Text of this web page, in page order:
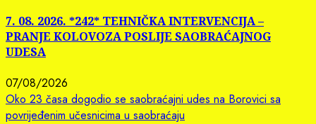
7. 08. 2026. *242* TEHNIČKA INTERVENCIJA –
PRANJE KOLOVOZA POSLIJE SAOBRAĆAJNOG
UDESA
07/08/2026
Oko 23 časa dogodio se saobraćajni udes na Borovici sa
povrijeđenim učesnicima u saobraćaju